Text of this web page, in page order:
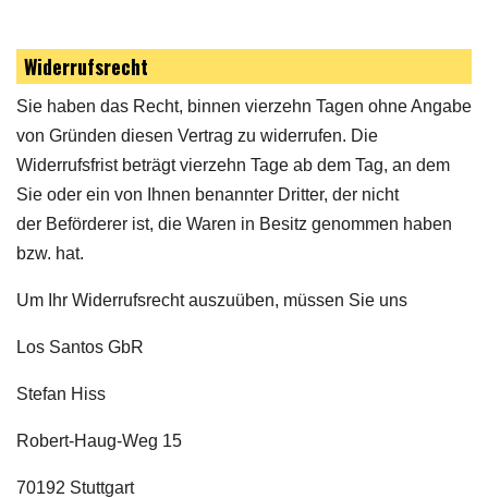
Widerrufsrecht
Sie haben das Recht, binnen vierzehn Tagen ohne Angabe
von Gründen diesen Vertrag zu widerrufen. Die
Widerrufsfrist beträgt vierzehn Tage ab dem Tag, an dem
Sie oder ein von Ihnen benannter Dritter, der nicht
der Beförderer ist, die Waren in Besitz genommen haben
bzw. hat.
Um Ihr Widerrufsrecht auszuüben, müssen Sie uns
Los Santos GbR
Stefan Hiss
Robert-Haug-Weg 15
70192 Stuttgart